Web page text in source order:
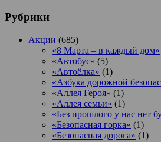
Рубрики
Акции (685)
«8 Марта – в каждый дом»
«Автобус» (5)
«Автоёлка» (1)
«Азбука дорожной
«Аллея Героя» (1)
«Аллея семьи» (1)
«Без прошлого у нас нет
«Безопасная горка» (1)
«Безопасная дорога» (1)